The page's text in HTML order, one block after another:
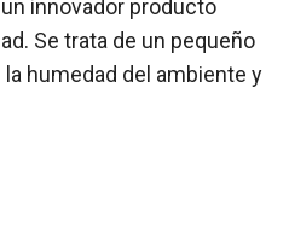
innovador producto
Se trata de un pequeño
humedad del ambiente y